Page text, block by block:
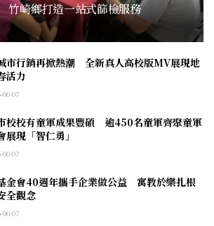
崎鄉打造一站式篩檢服務
市行銷再掀熱潮 全新真人高校版MV展現地
活力
06-07
校校有童軍成果豐碩 逾450名童軍齊聚童軍
展現「智仁勇」
06-07
金會40週年攜手企業做公益 寓教於樂扎根
全觀念
06-07